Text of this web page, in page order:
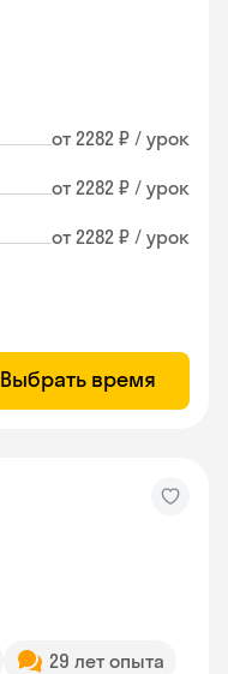
от 2282 ₽ / урок
от 2282 ₽ / урок
от 2282 ₽ / урок
Выбрать время
29 лет опыта